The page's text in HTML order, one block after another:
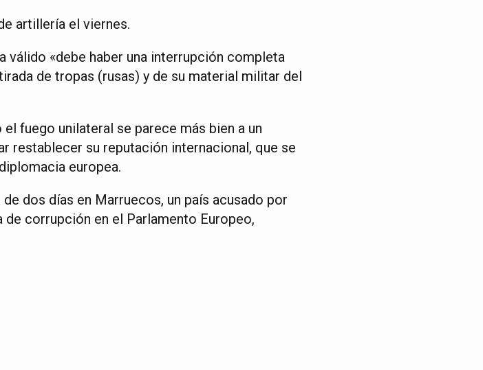
artillería el viernes.
«debe haber una interrupción completa
de tropas (rusas) y de su material militar del
fuego unilateral se parece más bien a un
restablecer su reputación internacional, que se
europea.
dos días en Marruecos, un país acusado por
corrupción en el Parlamento Europeo,